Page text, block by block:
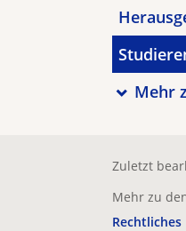
Mehr
Zuletzt
Mehr zu
Rechtliches